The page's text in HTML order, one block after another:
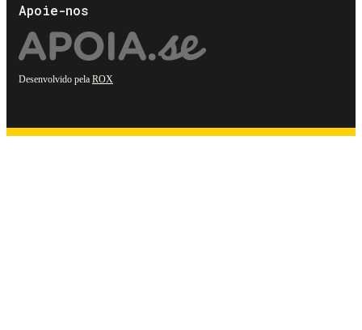
Apoie-nos
Desenvolvido pela ROX